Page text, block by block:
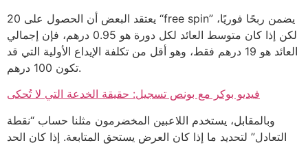
يعتقد البعض أن الحصول على 20 “free spin” يضمن ربحًا فوريًا،
لكن إذا كان متوسط العائد لكل دورة هو 0.95 درهم، فإن إجمالي
العائد هو 19 درهم فقط، وهو أقل من تكلفة الإيداع الأولية التي قد
تكون 100 درهم.
فيديو بوكر مع بونص تسجيل: حقيقة الخدعة التي لا تُحكى
وبالمقابل، يستخدم اللاعبين المخضرمون مثلنا حساب “نقطة
التعادل” لتحديد ما إذا كان العرض يستحق المتابعة. إذا كان الحد